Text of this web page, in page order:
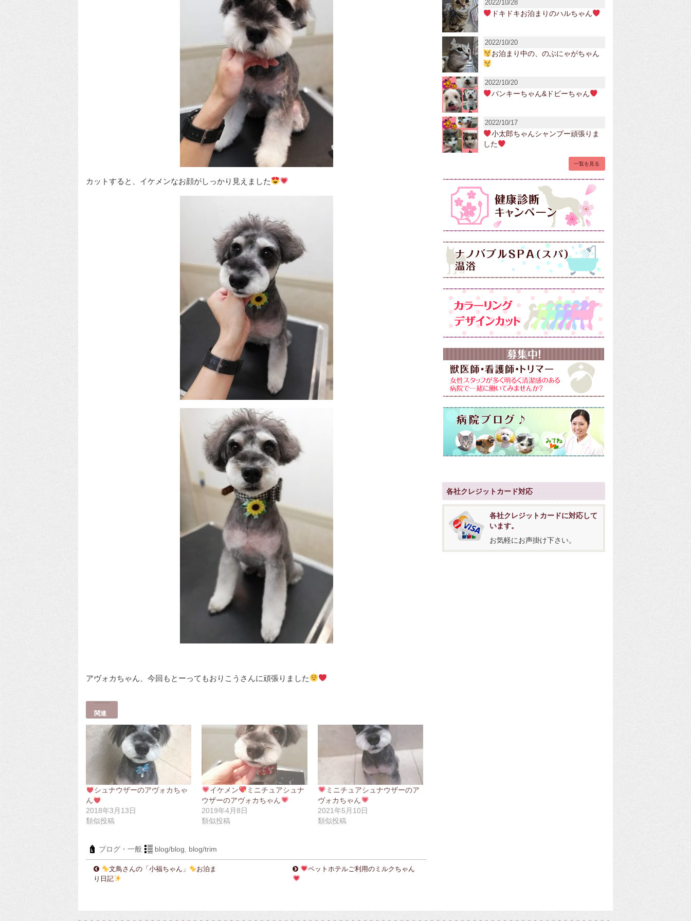
カットすると、イケメンなお顔がしっかり見えました
アヴォカちゃん、今回もとーってもおりこうさんに頑張りました
関連
シュナウザーのアヴォカちゃ
ん
2018年3月13日
類似投稿
イケメン
ミニチュアシュナ
ウザーのアヴォカちゃん
2019年4月8日
類似投稿
ミニチュアシュナウザーのア
ヴォカちゃん
2021年5月10日
類似投稿
ブログ・一般 blog/blog blog/trim
文鳥さんの「小福ちゃん」
お泊ま
り日記
ペットホテルご利用のミルクちゃん
2022/10/28
ドキドキお泊まりのハルちゃん
2022/10/20
お泊まり中の、のぶにゃがちゃん
2022/10/20
バンキーちゃん&ドビーちゃん
2022/10/17
小太郎ちゃんシャンプー頑張りま
した
一覧を見る
各社クレジットカード対応
各社クレジットカードに対応して
います。
お気軽にお声掛け下さい。